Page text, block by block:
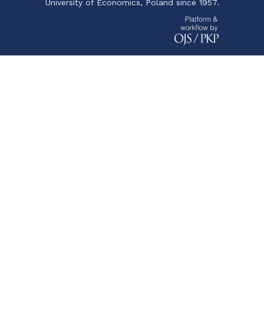
University of Economics, Poland since 1957.